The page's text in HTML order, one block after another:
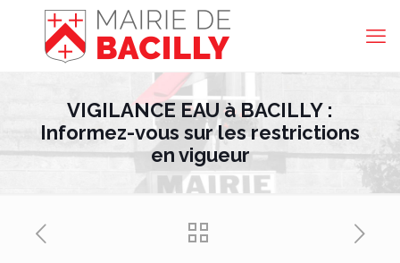
VIGILANCE EAU à BACILLY :
Informez-vous sur les restrictions
en vigueur